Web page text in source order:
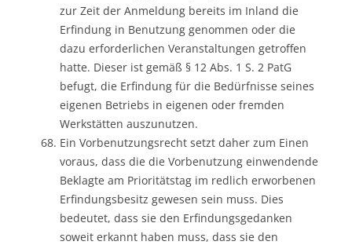
zur Zeit der Anmeldung bereits im Inland die
Erfindung in Benutzung genommen oder die
dazu erforderlichen Veranstaltungen getroffen
hatte. Dieser ist gemäß § 12 Abs. 1 S. 2 PatG
befugt, die Erfindung für die Bedürfnisse seines
eigenen Betriebs in eigenen oder fremden
Werkstätten auszunutzen.
Ein Vorbenutzungsrecht setzt daher zum Einen
voraus, dass die die Vorbenutzung einwendende
Beklagte am Prioritätstag im redlich erworbenen
Erfindungsbesitz gewesen sein muss. Dies
bedeutet, dass sie den Erfindungsgedanken
soweit erkannt haben muss, dass sie den